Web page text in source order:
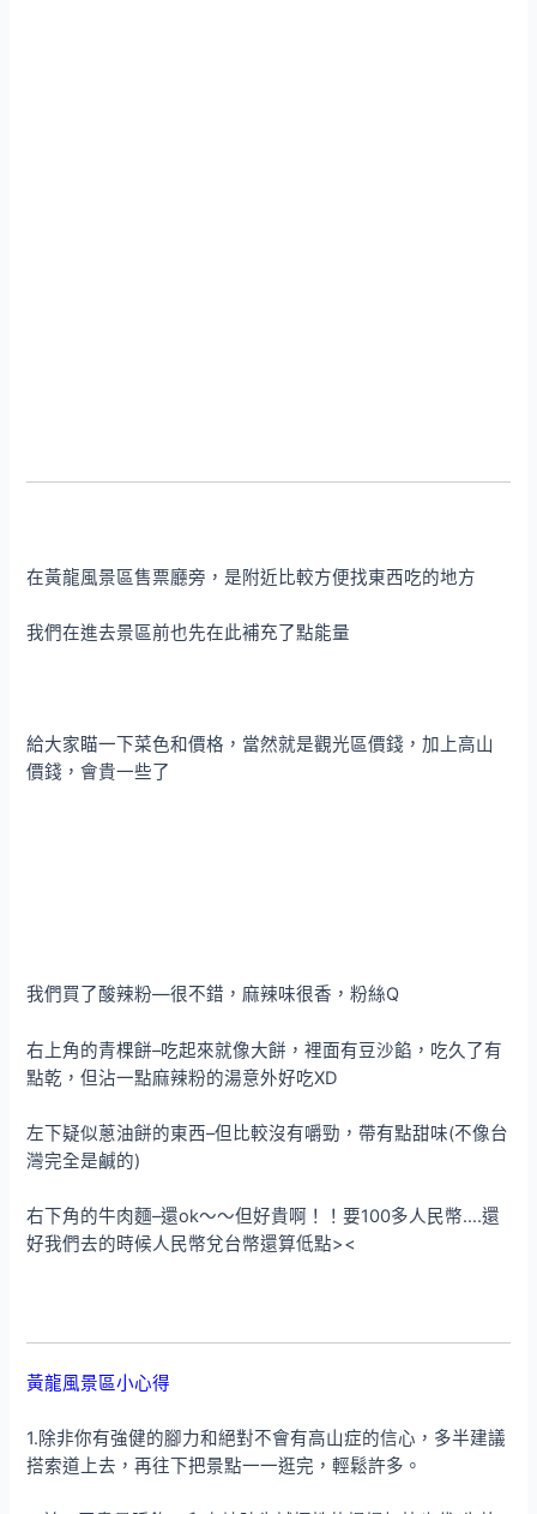
在黃龍風景區售票廳旁，是附近比較方便找東西吃的地方
我們在進去景區前也先在此補充了點能量
給大家瞄一下菜色和價格，當然就是觀光區價錢，加上高山
價錢，會貴一些了
我們買了酸辣粉—很不錯，麻辣味很香，粉絲Q
右上角的青棵餅–吃起來就像大餅，裡面有豆沙餡，吃久了有
點乾，但沾一點麻辣粉的湯意外好吃XD
左下疑似蔥油餅的東西–但比較沒有嚼勁，帶有點甜味(不像台
灣完全是鹹的)
右下角的牛肉麵–還ok～～但好貴啊！！要100多人民幣….還
好我們去的時候人民幣兌台幣還算低點><
黃龍風景區小心得
1.除非你有強健的腳力和絕對不會有高山症的信心，多半建議
搭索道上去，再往下把景點一一逛完，輕鬆許多。